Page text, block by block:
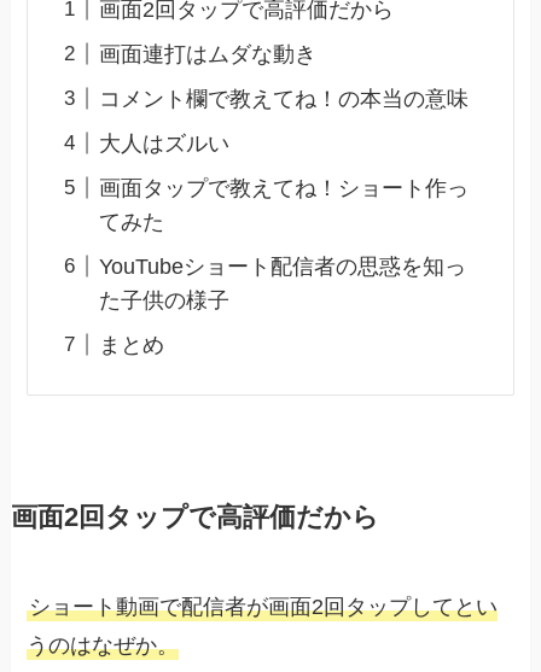
画面2回タップで高評価だから
画面連打はムダな動き
コメント欄で教えてね！の本当の意味
大人はズルい
画面タップで教えてね！ショート作っ
てみた
YouTubeショート配信者の思惑を知っ
た子供の様子
まとめ
画面2回タップで高評価だから
ショート動画で配信者が画面2回タップしてとい
うのはなぜか。